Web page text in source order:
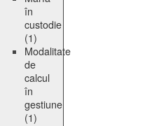
în
custodie
(1)
Modalitate
de
calcul
în
gestiune
(1)